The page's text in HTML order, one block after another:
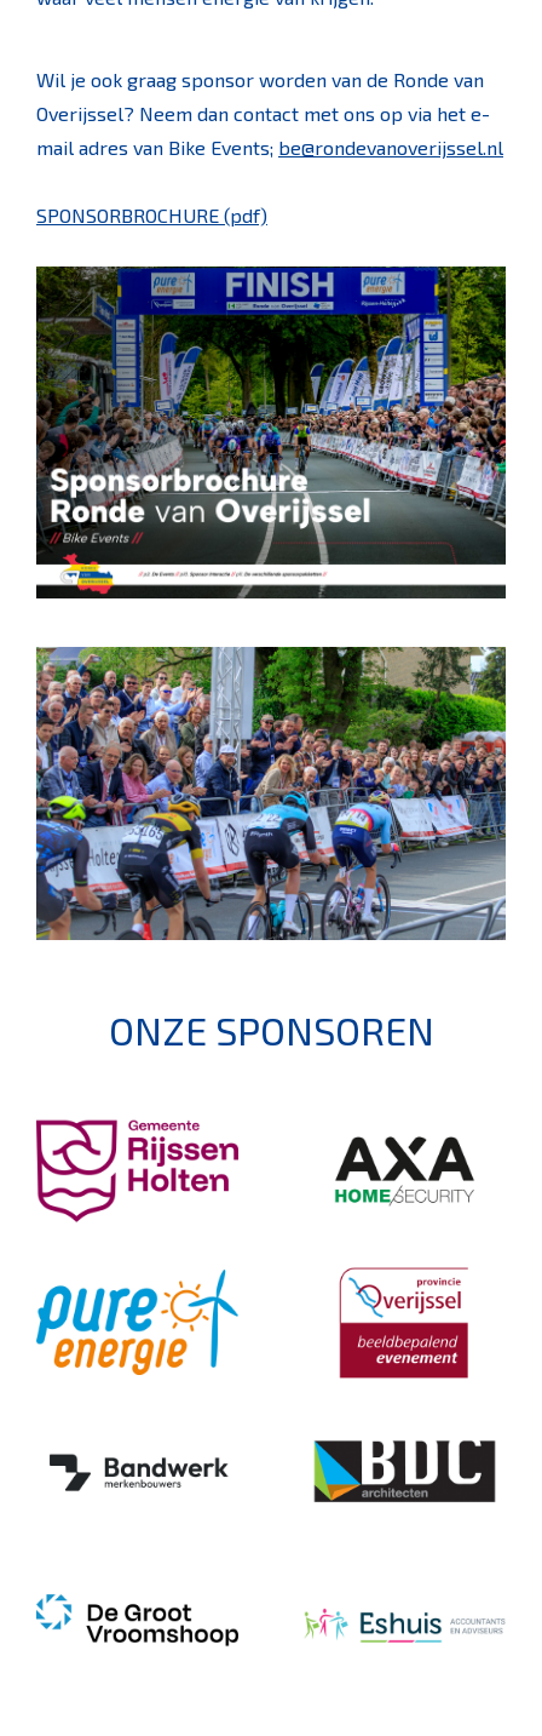
Wil je ook graag sponsor worden van de Ronde van
Overijssel? Neem dan contact met ons op via het e-
mail adres van Bike Events; be@rondevanoverijssel.nl
SPONSORBROCHURE (pdf)
ONZE SPONSOREN